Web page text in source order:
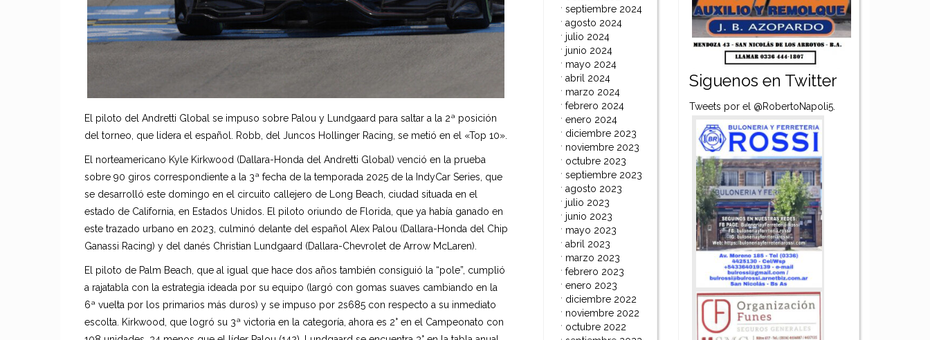
El piloto del Andretti Global se impuso sobre Palou y Lundgaard para saltar a la 2ª posición
del torneo, que lidera el español. Robb, del Juncos Hollinger Racing, se metió en el «Top 10».
El norteamericano Kyle Kirkwood (Dallara-Honda del Andretti Global) venció en la prueba
sobre 90 giros correspondiente a la 3ª fecha de la temporada 2025 de la IndyCar Series, que
se desarrolló este domingo en el circuito callejero de Long Beach, ciudad situada en el
estado de California, en Estados Unidos. El piloto oriundo de Florida, que ya había ganado en
este trazado urbano en 2023, culminó delante del español Alex Palou (Dallara-Honda del Chip
Ganassi Racing) y del danés Christian Lundgaard (Dallara-Chevrolet de Arrow McLaren).
El piloto de Palm Beach, que al igual que hace dos años también consiguió la “pole”, cumplió
a rajatabla con la estrategia ideada por su equipo (largó con gomas suaves cambiando en la
6ª vuelta por los primarios más duros) y se impuso por 2s685 con respecto a su inmediato
escolta. Kirkwood, que logró su 3ª victoria en la categoría, ahora es 2° en el Campeonato con
septiembre 2024
agosto 2024
julio 2024
junio 2024
mayo 2024
abril 2024
marzo 2024
febrero 2024
enero 2024
diciembre 2023
noviembre 2023
octubre 2023
septiembre 2023
agosto 2023
julio 2023
junio 2023
mayo 2023
abril 2023
marzo 2023
febrero 2023
enero 2023
diciembre 2022
noviembre 2022
octubre 2022
Siguenos en Twitter
Tweets por el @RobertoNapoli5.